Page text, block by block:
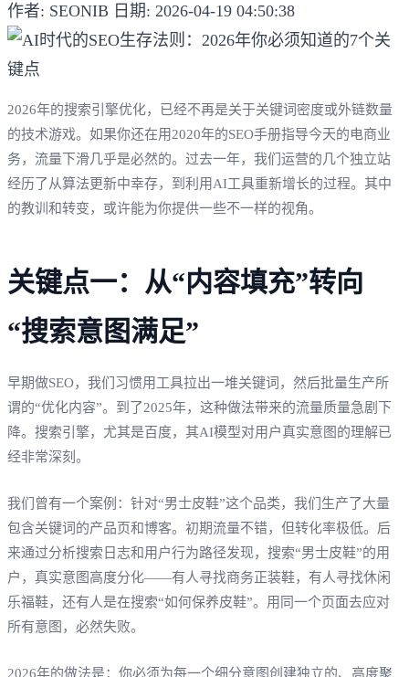
作者: SEONIB 日期: 2026-04-19 04:50:38
2026年的搜索引擎优化，已经不再是关于关键词密度或外链数量
的技术游戏。如果你还在用2020年的SEO手册指导今天的电商业
务，流量下滑几乎是必然的。过去一年，我们运营的几个独立站
经历了从算法更新中幸存，到利用AI工具重新增长的过程。其中
的教训和转变，或许能为你提供一些不一样的视角。
关键点一：从“内容填充”转向
“搜索意图满足”
早期做SEO，我们习惯用工具拉出一堆关键词，然后批量生产所
谓的“优化内容”。到了2025年，这种做法带来的流量质量急剧下
降。搜索引擎，尤其是百度，其AI模型对用户真实意图的理解已
经非常深刻。
我们曾有一个案例：针对“男士皮鞋”这个品类，我们生产了大量
包含关键词的产品页和博客。初期流量不错，但转化率极低。后
来通过分析搜索日志和用户行为路径发现，搜索“男士皮鞋”的用
户，真实意图高度分化——有人寻找商务正装鞋，有人寻找休闲
乐福鞋，还有人是在搜索“如何保养皮鞋”。用同一个页面去应对
所有意图，必然失败。
2026年的做法是：你必须为每一个细分意图创建独立的、高度聚